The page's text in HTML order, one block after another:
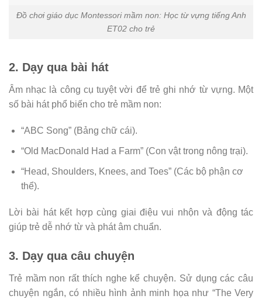
Đồ chơi giáo dục Montessori mầm non: Học từ vựng tiếng Anh
ET02 cho trẻ
2. Dạy qua bài hát
Âm nhạc là công cụ tuyệt vời để trẻ ghi nhớ từ vựng. Một
số bài hát phổ biến cho trẻ mầm non:
“ABC Song” (Bảng chữ cái).
“Old MacDonald Had a Farm” (Con vật trong nông trại).
“Head, Shoulders, Knees, and Toes” (Các bộ phận cơ
thể).
Lời bài hát kết hợp cùng giai điệu vui nhộn và động tác
giúp trẻ dễ nhớ từ và phát âm chuẩn.
3. Dạy qua câu chuyện
Trẻ mầm non rất thích nghe kể chuyện. Sử dụng các câu
chuyện ngắn, có nhiều hình ảnh minh họa như “The Very